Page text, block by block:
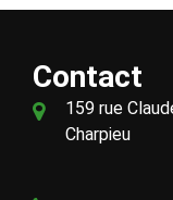
Contact
159 rue
Charpieu